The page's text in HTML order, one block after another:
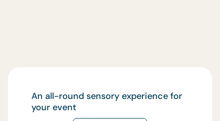
An all-round sensory experience for
your event